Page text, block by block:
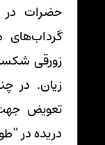
حضرات در
گرداب‌های
زورقی
زیان. در
تعویض جهت
دریده در